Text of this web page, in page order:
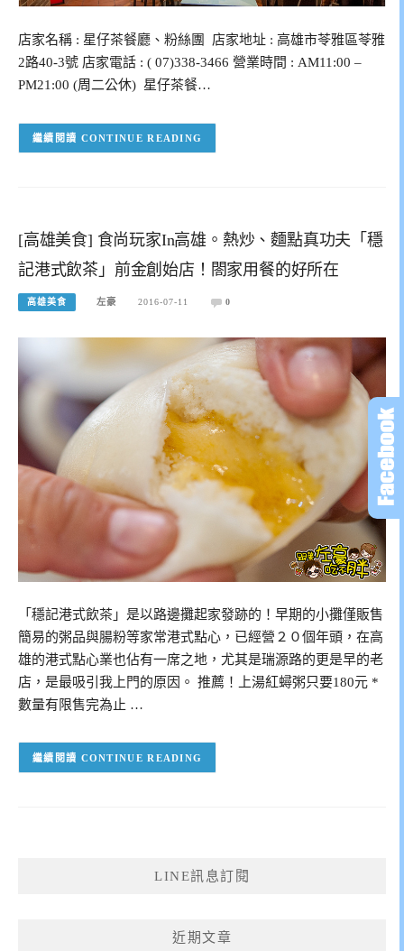
店家名稱 : 星仔茶餐廳、粉絲團 店家地址 : 高雄市苓雅區苓雅
2路40-3號 店家電話 : ( 07)338-3466 營業時間 : AM11:00 –
PM21:00 (周二公休) 星仔茶餐…
CONTINUE READING
[高雄美食] 食尚玩家In高雄。熱炒、麵點真功夫「穩
記港式飲茶」前金創始店！閤家用餐的好所在
高雄美食 左豪 2016-07-11 0
「穩記港式飲茶」是以路邊攤起家發跡的！早期的小攤僅販售
簡易的粥品與腸粉等家常港式點心，已經營２０個年頭，在高
雄的港式點心業也佔有一席之地，尤其是瑞源路的更是早的老
店，是最吸引我上門的原因。 推薦！上湯紅蟳粥只要180元 *
數量有限售完為止 …
CONTINUE READING
LINE訊息訂閱
近期文章